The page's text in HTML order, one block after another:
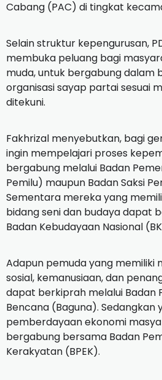
Cabang (PAC) di tingkat
Selain struktur kepengurusan,
membuka peluang bagi
muda, untuk bergabung dalam
organisasi sayap partai sesuai
ditekuni.
Fakhrizal menyebutkan, bagi
ingin mempelajari proses
bergabung melalui Badan
Pemilu) maupun Badan Saksi
Sementara mereka yang
bidang seni dan budaya dapat
Badan Kebudayaan Nasional
Adapun pemuda yang memiliki
sosial, kemanusiaan, dan
dapat berkiprah melalui Badan
Bencana (Baguna).
pemberdayaan ekonomi
bergabung bersama Badan
Kerakyatan (BPEK).